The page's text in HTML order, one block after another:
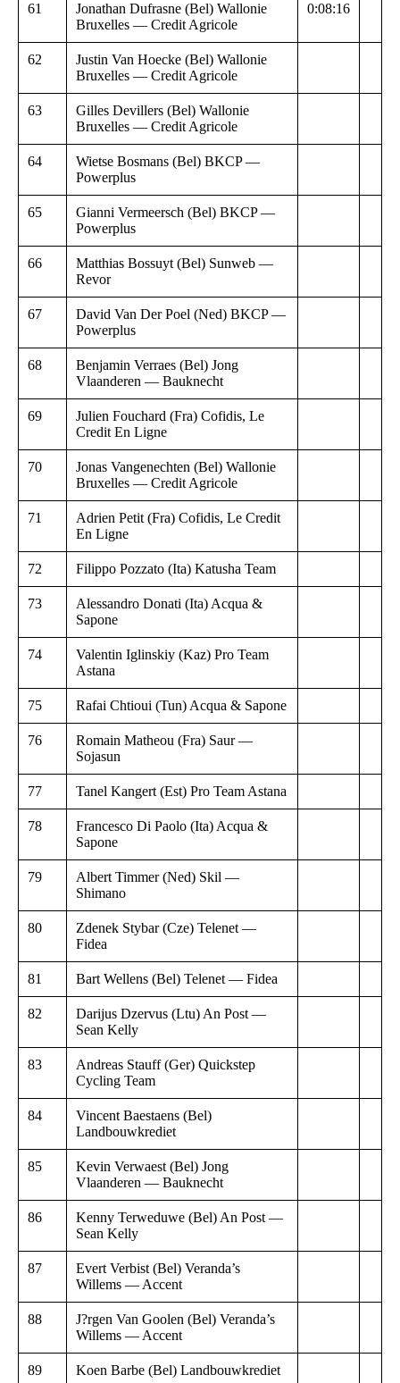
61
Jonathan Dufrasne (Bel) Wallonie
Bruxelles — Credit Agricole
0:08:16
62
Justin Van Hoecke (Bel) Wallonie
Bruxelles — Credit Agricole
63
Gilles Devillers (Bel) Wallonie
Bruxelles — Credit Agricole
64
Wietse Bosmans (Bel) BKCP —
Powerplus
65
Gianni Vermeersch (Bel) BKCP —
Powerplus
66
Matthias Bossuyt (Bel) Sunweb —
Revor
67
David Van Der Poel (Ned) BKCP —
Powerplus
68
Benjamin Verraes (Bel) Jong
Vlaanderen — Bauknecht
69
Julien Fouchard (Fra) Cofidis, Le
Credit En Ligne
70
Jonas Vangenechten (Bel) Wallonie
Bruxelles — Credit Agricole
71
Adrien Petit (Fra) Cofidis, Le Credit
En Ligne
72 Filippo Pozzato (Ita) Katusha Team
73
Alessandro Donati (Ita) Acqua &
Sapone
74
Valentin Iglinskiy (Kaz) Pro Team
Astana
75 Rafai Chtioui (Tun) Acqua & Sapone
76
Romain Matheou (Fra) Saur —
Sojasun
77 Tanel Kangert (Est) Pro Team Astana
78
Francesco Di Paolo (Ita) Acqua &
Sapone
79
Albert Timmer (Ned) Skil —
Shimano
80
Zdenek Stybar (Cze) Telenet —
Fidea
81 Bart Wellens (Bel) Telenet — Fidea
82
Darijus Dzervus (Ltu) An Post —
Sean Kelly
83
Andreas Stauff (Ger) Quickstep
Cycling Team
84
Vincent Baestaens (Bel)
Landbouwkrediet
85
Kevin Verwaest (Bel) Jong
Vlaanderen — Bauknecht
86
Kenny Terweduwe (Bel) An Post —
Sean Kelly
87
Evert Verbist (Bel) Veranda’s
Willems — Accent
88
J?rgen Van Goolen (Bel) Veranda’s
Willems — Accent
89 Koen Barbe (Bel) Landbouwkrediet